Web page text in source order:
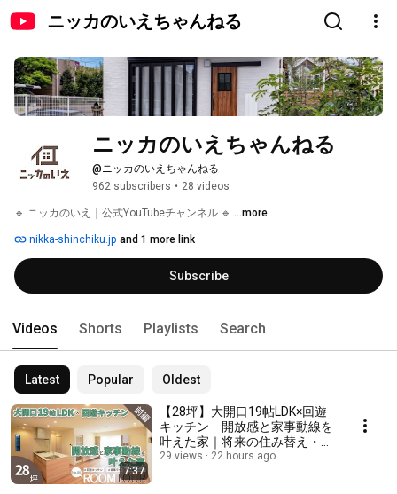
ニッカのいえちゃんねる
ニッカのいえちゃんねる
@ニッカのいえちゃんねる
962 subscribers • 28 videos
🔹 ニッカのいえ｜公式YouTubeチャンネル 🔹 ...more
nikka-shinchiku.jp and 1 more link
Subscribe
Videos Shorts Playlists Search
Latest Popular Oldest
7:37
【28坪】大開口19帖LDK×回遊
キッチン 開放感と家事動線を
叶えた家｜将来の住み替え・売
却も見据えた考え方｜ 可動棚付
29 views 22 hours ago